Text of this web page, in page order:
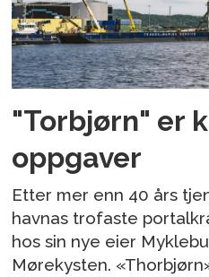
"Torbjørn" er
oppgaver
Etter mer enn 40 års
havnas trofaste
hos sin nye eier
Mørekysten.